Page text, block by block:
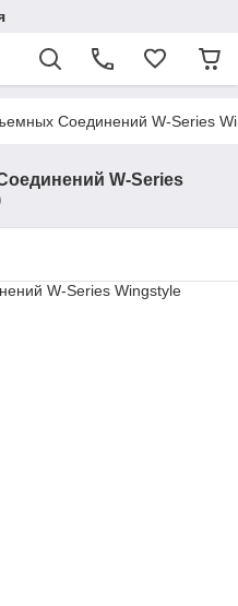
Соединений W-Series
W-Series